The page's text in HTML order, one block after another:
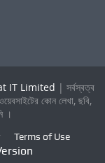
IT Limited | সর্বস্বত্ব
কোন লেখা, ছবি,
।
Terms of Use